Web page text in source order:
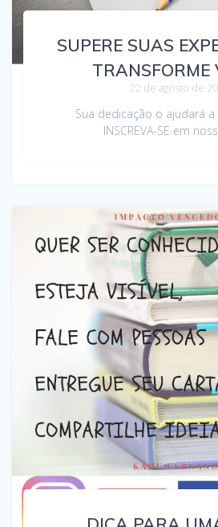
SUPERE SUAS
TRANSFORME
22 de agosto de
Sua dedicação o ajudará a
INSCREVA-SE em